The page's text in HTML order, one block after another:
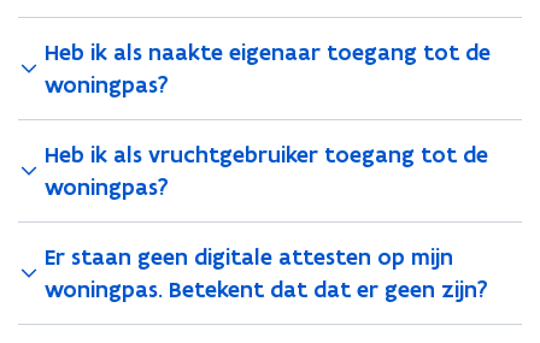
Heb ik als naakte eigenaar toegang tot de
woningpas?
Heb ik als vruchtgebruiker toegang tot de
woningpas?
Er staan geen digitale attesten op mijn
woningpas. Betekent dat dat er geen zijn?